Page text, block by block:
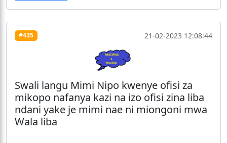
#435 21-02-2023 12:08:44
Swali langu Mimi Nipo kwenye ofisi za
mikopo nafanya kazi na izo ofisi zina liba
ndani yake je mimi nae ni miongoni mwa
Wala liba